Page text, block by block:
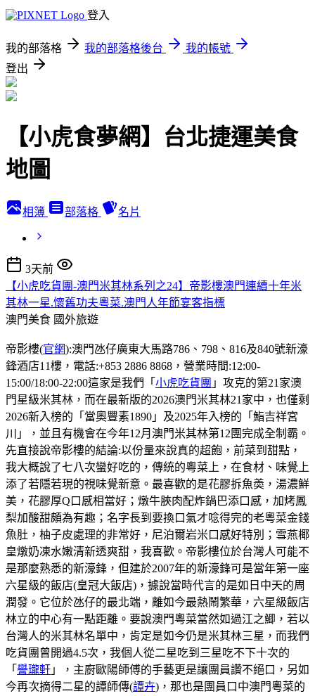
登入
我的部落格 我的部落格後台
我的帳號
登出
【小虎食夢網】台北捷運美食
地圖
相簿 部落格 名片
3天前
【小虎吃貨團-澳門米其林系列之24】帝影樓澳門連續十年米
其林一星.懷舊功夫粵菜.澳門人年節宴客指標
澳門美食 國外旅遊
帝影樓(官網):澳門氹仔廣東大馬路786、798、816及840號新濠
鋒酒店11樓，電話:+853 2886 8868，營業時間:12:00-
15:00/18:00-22:00這家是我們「 小虎吃貨團 」攻克的第21家澳
門星級米其林，而在最新版的2026澳門米其林21家中，也僅剩
2026新入榜的「當奧豐素1890」及2025年入榜的「鮨吉祥宮
川」，並且有機會在今年12月澳門米其林第12團完成全制霸。
先直接說帝影樓的結論:以份量來說真的超飽，前菜到甜點，
我大概說了七八次蠻好吃的，傳統的粵菜上，在食材、味覺上
添了若隱若現的視味覺新意。最喜歡的是花膠拆魚𡙡，湯濃鮮
美，花膠厚Q口感相當好；燉牛脥肉配炸鍋巴添口感，加烤鳳
梨加酸甜頗為有趣；名字長到要換口氣才唸得完的老粵菜金錢
魚肚，柚子皮處理的非常好，尼泊爾岩米口感好特別；雪燕椰
皇燉奶凍水嫩清新透爽甜，我喜歡。帝影樓位於台灣人可能不
是那麼熟悉的新濠鋒，但建於2007年的新濠鋒可是當年第一座
六星級的飯店(皇冠大飯店)，據說當時代言的是如日中天的周
潤發。它位於氹仔的最北端，離如今最熱鬧繁華，六星級飯店
林立的中心有一點距離。要說澳門粵菜當然如過江之鯽，若以
台灣人的米其林名單中，肯定是如今仍是米其林三星，而我們
吃貨團曾開過4.5次，我個人從二星吃到三星吃不下十次的
「 譽瓏軒 」，主廚歐陽師傅的手藝更是讓團員讚不絕口，另如
今再次摘得二星的譚師傳(譚卉)，那也是團員口中澳門粵菜的